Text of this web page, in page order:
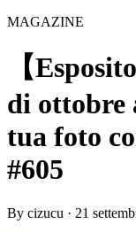
MAGAZINE
【
di ottobre
tua foto
#605
By cizucu · 21